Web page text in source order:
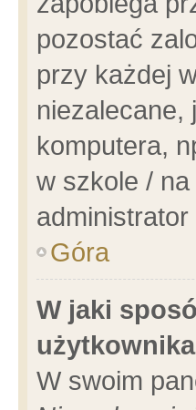
pozostać
przy każdej
niezalecane,
komputera,
w szkole /
administrator
Góra
W jaki
W swoim